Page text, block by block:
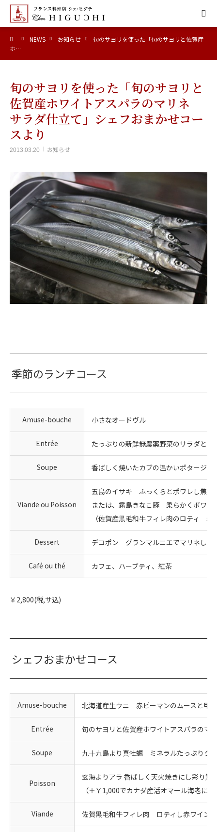
NEWS お知らせ
旬のサヨリを使った「旬のサヨリと佐賀産
ホ…
旬のサヨリを使った「旬のサヨリと
佐賀産ホワイトアスパラのマリネ
サラダ仕立て」シェフおまかせコー
スより
2013.03.20 お知らせ
季節のランチコース
Amuse-bouche 小さなオードヴル
Entrée たっぷりの新鮮無農薬野菜のサラダと
Soupe 香ばしく焼いたカブの温かいポタージュ
Viande ou Poisson
五島のイサキ ふっくらとポワレし焦が
または、霧島きなこ豚 柔らかくポワレ
（佐賀産黒毛和牛フィレ肉のロティ 赤
Dessert デコポン グランマルニエでマリネしデ
Café ou thé カフェ、ハーブティ、紅茶
￥2,800(税,サ込)
シェフおまかせコース
Amuse-bouche 北海道産生ウニ 赤ピーマンのムースと甲
Entrée 旬のサヨリと佐賀産ホワイトアスパラの
Soupe 九十九島より真牡蠣 ミネラルたっぷりク
Poisson
玄海よりアラ 香ばしく天火焼きにし彩り鮮
（＋￥1,000でカナダ産活オマール海老に
Viande 佐賀黒毛和牛フィレ肉 ロティし赤ワイン
HOME
MENU
ACCESS
NEWS
CALENDAR